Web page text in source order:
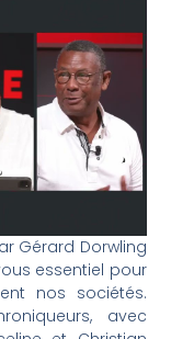
Gérard Dorwling
essentiel pour
nos sociétés.
avec